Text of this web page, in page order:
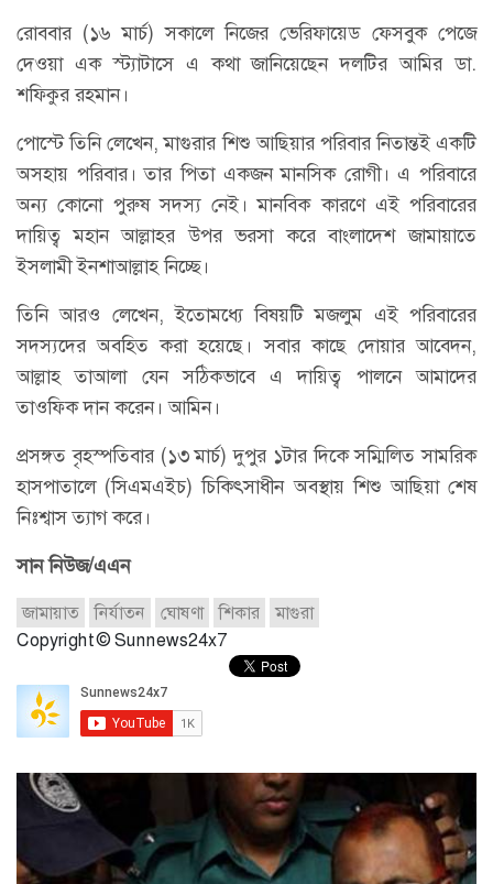
রোববার (১৬ মার্চ) সকালে নিজের ভেরিফায়েড ফেসবুক পেজে
দেওয়া এক স্ট্যাটাসে এ কথা জানিয়েছেন দলটির আমির ডা.
শফিকুর রহমান।
পোস্টে তিনি লেখেন, মাগুরার শিশু আছিয়ার পরিবার নিতান্তই একটি
অসহায় পরিবার। তার পিতা একজন মানসিক রোগী। এ পরিবারে
অন্য কোনো পুরুষ সদস্য নেই। মানবিক কারণে এই পরিবারের
দায়িত্ব মহান আল্লাহর উপর ভরসা করে বাংলাদেশ জামায়াতে
ইসলামী ইনশাআল্লাহ নিচ্ছে।
তিনি আরও লেখেন, ইতোমধ্যে বিষয়টি মজলুম এই পরিবারের
সদস্যদের অবহিত করা হয়েছে। সবার কাছে দোয়ার আবেদন,
আল্লাহ তাআলা যেন সঠিকভাবে এ দায়িত্ব পালনে আমাদের
তাওফিক দান করেন। আমিন।
প্রসঙ্গত বৃহস্পতিবার (১৩ মার্চ) দুপুর ১টার দিকে সম্মিলিত সামরিক
হাসপাতালে (সিএমএইচ) চিকিৎসাধীন অবস্থায় শিশু আছিয়া শেষ
নিঃশ্বাস ত্যাগ করে।
সান নিউজ/এএন
জামায়াত নির্যাতন ঘোষণা শিকার
মাগুরা
Copyright © Sunnews24x7